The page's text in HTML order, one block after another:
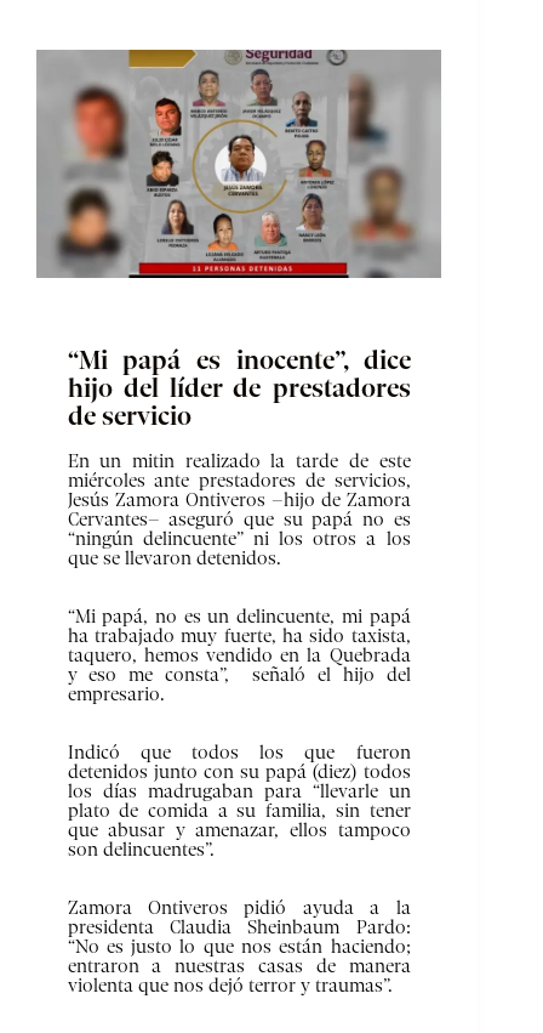
“Mi papá es inocente”, dice
hijo del líder de prestadores
de servicio
En un mitin realizado la tarde de este
miércoles ante prestadores de servicios,
Jesús Zamora Ontiveros –hijo de Zamora
Cervantes– aseguró que su papá no es
“ningún delincuente” ni los otros a los
que se llevaron detenidos.
“Mi papá, no es un delincuente, mi papá
ha trabajado muy fuerte, ha sido taxista,
taquero, hemos vendido en la Quebrada
y eso me consta”, señaló el hijo del
empresario.
Indicó que todos los que fueron
detenidos junto con su papá (diez) todos
los días madrugaban para “llevarle un
plato de comida a su familia, sin tener
que abusar y amenazar, ellos tampoco
son delincuentes”.
Zamora Ontiveros pidió ayuda a la
presidenta Claudia Sheinbaum Pardo:
“No es justo lo que nos están haciendo;
entraron a nuestras casas de manera
violenta que nos dejó terror y traumas”.